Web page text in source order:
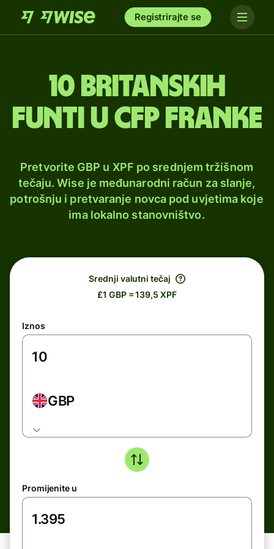
Registrirajte se
10 britanskih
funti u CFP franke
Pretvorite GBP u XPF po srednjem tržišnom
tečaju. Wise je međunarodni račun za slanje,
potrošnju i pretvaranje novca pod uvjetima koje
ima lokalno stanovništvo.
Srednji valutni tečaj
£1 GBP = 139,5 XPF
Iznos
GBP
Promijenite u